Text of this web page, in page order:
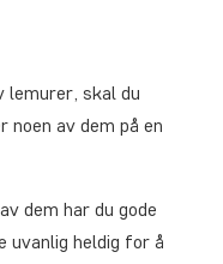
lemurer, skal du
av dem på en
dem har du gode
uvanlig heldig for å